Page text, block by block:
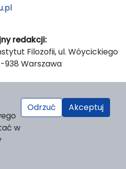
redakcji:
Filozofii, ul. Wóycickiego
938 Warszawa
ul. Dewajtis 5, domek
w
Odrzuć Akceptuj